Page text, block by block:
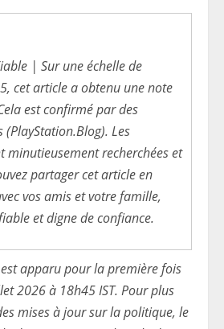
| Sur une échelle de
cet article a obtenu une note
est confirmé par des
(PlayStation.Blog). Les
minutieusement recherchées et
partager cet article en
vos amis et votre famille,
et digne de confiance.
est apparu pour la première fois
2026 à 18h45 IST. Pour plus
mises à jour sur la politique, le